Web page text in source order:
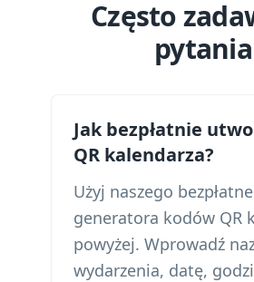
Często
pytania
Jak bezpłatnie
QR kalendarza?
Użyj naszego
generatora kodów QR
powyżej. Wprowadź
wydarzenia, datę,